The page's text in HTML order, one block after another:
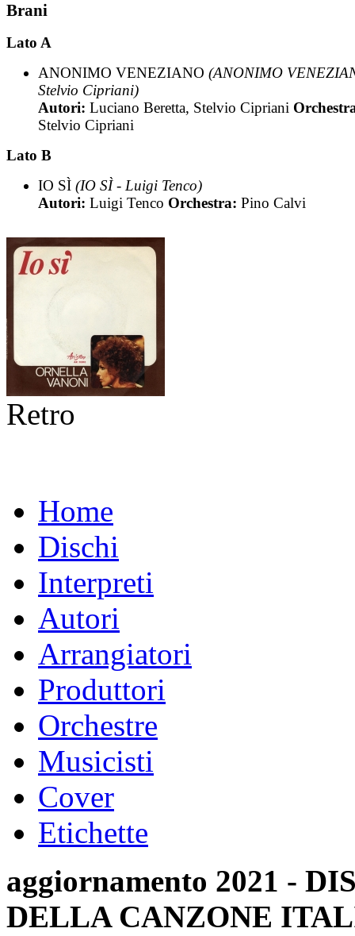
Brani
Lato A
ANONIMO VENEZIANO (ANONIMO
Stelvio Cipriani)
Autori: Luciano Beretta, Stelvio Cipriani
Stelvio Cipriani
Lato B
IO SÌ (IO SÌ - Luigi Tenco)
Autori: Luigi Tenco Orchestra: Pino Calvi
Retro
Home
Dischi
Interpreti
Autori
Arrangiatori
Produttori
Orchestre
Musicisti
Cover
Etichette
aggiornamento 2021 -
DELLA CANZONE